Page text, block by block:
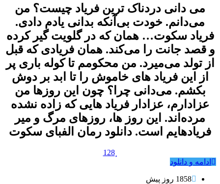
می دانی دردناک ترین فریاد چیست؟ من
می‌دانم. خودت بی‌آنکه بدانی یادم دادی.
فریاد سکوت… همان که در گلویت گیر کرده
و قصد جانت را می‌کند. همان فریادی که قبل
از تولد می‌میرد. من محکومم تا کوله باری پر
از این فریاد های خاموش را تا ابد بر دوش
بکشم. می‌دانی چرا؟ چون این روزها من
عزادارم، عزادار فریاد هایی که زاده نشده
مرده‌اند. این روز ها، روزهای مرگ و میر
فریادهایم است. دانلود رمان الفبای سکوت
128
ادامه و دانلود
1858 روز پيش